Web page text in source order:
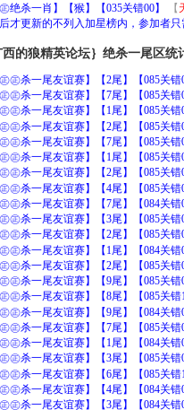
绝杀一肖】【猴】【035关错00】
【
才更新的不列入加星榜内，参加者
西的狼精英论坛｝绝杀一尾区
㊣杀一尾友谊赛】【2尾】【085关错
㊣杀一尾友谊赛】【7尾】【085关错
㊣杀一尾友谊赛】【1尾】【085关错
㊣杀一尾友谊赛】【2尾】【085关错
㊣杀一尾友谊赛】【7尾】【085关错
㊣杀一尾友谊赛】【1尾】【085关错
㊣杀一尾友谊赛】【2尾】【085关错
㊣杀一尾友谊赛】【4尾】【085关错
㊣杀一尾友谊赛】【7尾】【084关错
㊣杀一尾友谊赛】【3尾】【085关错
㊣杀一尾友谊赛】【2尾】【085关错
㊣杀一尾友谊赛】【1尾】【084关错
㊣杀一尾友谊赛】【2尾】【085关错
㊣杀一尾友谊赛】【9尾】【085关错
㊣杀一尾友谊赛】【8尾】【085关错
㊣杀一尾友谊赛】【9尾】【084关错
㊣杀一尾友谊赛】【7尾】【085关错
㊣杀一尾友谊赛】【1尾】【084关错
㊣杀一尾友谊赛】【3尾】【085关错
㊣杀一尾友谊赛】【6尾】【085关错
㊣杀一尾友谊赛】【4尾】【084关错
㊣杀一尾友谊赛】【3尾】【084关错